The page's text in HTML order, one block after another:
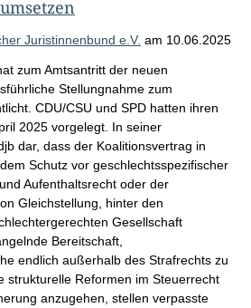
Juristinnenbund e.V. am 10.06.2025
zum Amtsantritt der neuen
Stellungnahme zum
CDU/CSU und SPD hatten ihren
2025 vorgelegt. In seiner
dar, dass der Koalitionsvertrag in
Schutz vor geschlechtsspezifischer
Aufenthaltsrecht oder der
Gleichstellung, hinter den
Gesellschaft
Bereitschaft,
endlich außerhalb des Strafrechts zu
strukturelle Reformen im Steuerrecht
anzugehen, stellen verpasste